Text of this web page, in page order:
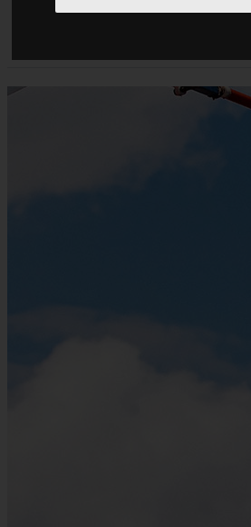
Características de las pértigas